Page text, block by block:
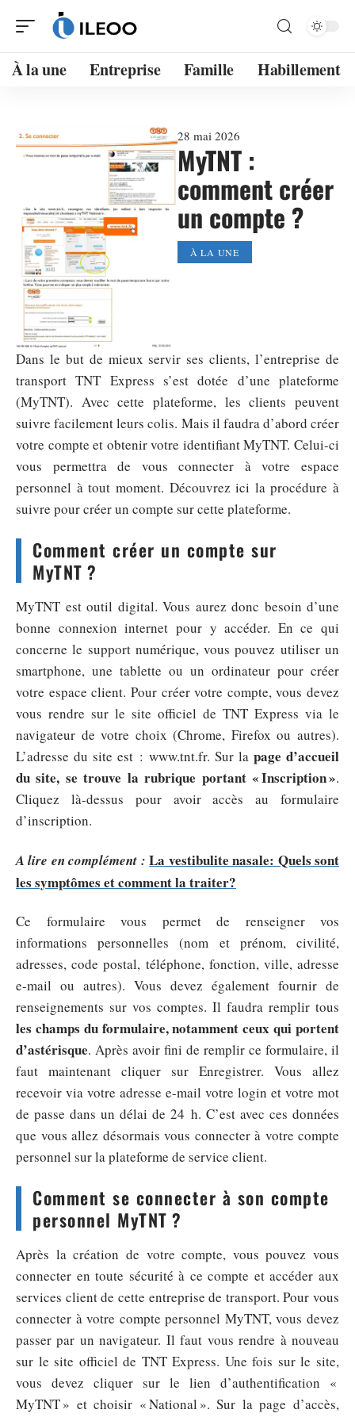
À la une Entreprise Famille Habillement
28 mai 2026
MyTNT :
comment créer
un compte ?
À LA UNE
Dans le but de mieux servir ses clients, l’entreprise de
transport TNT Express s’est dotée d’une plateforme
(MyTNT). Avec cette plateforme, les clients peuvent
suivre facilement leurs colis. Mais il faudra d’abord créer
votre compte et obtenir votre identifiant MyTNT. Celui-ci
vous permettra de vous connecter à votre espace
personnel à tout moment. Découvrez ici la procédure à
suivre pour créer un compte sur cette plateforme.
Comment créer un compte sur
MyTNT ?
MyTNT est outil digital. Vous aurez donc besoin d’une
bonne connexion internet pour y accéder. En ce qui
concerne le support numérique, vous pouvez utiliser un
smartphone, une tablette ou un ordinateur pour créer
votre espace client. Pour créer votre compte, vous devez
vous rendre sur le site officiel de TNT Express via le
navigateur de votre choix (Chrome, Firefox ou autres).
L’adresse du site est : www.tnt.fr. Sur la page d’accueil
du site, se trouve la rubrique portant « Inscription ».
Cliquez là-dessus pour avoir accès au formulaire
d’inscription.
A lire en complément : La vestibulite nasale: Quels sont
les symptômes et comment la traiter?
Ce formulaire vous permet de renseigner vos
informations personnelles (nom et prénom, civilité,
adresses, code postal, téléphone, fonction, ville, adresse
e-mail ou autres). Vous devez également fournir de
renseignements sur vos comptes. Il faudra remplir tous
les champs du formulaire, notamment ceux qui portent
d’astérisque. Après avoir fini de remplir ce formulaire, il
faut maintenant cliquer sur Enregistrer. Vous allez
recevoir via votre adresse e-mail votre login et votre mot
de passe dans un délai de 24 h. C’est avec ces données
que vous allez désormais vous connecter à votre compte
personnel sur la plateforme de service client.
Comment se connecter à son compte
personnel MyTNT ?
Après la création de votre compte, vous pouvez vous
connecter en toute sécurité à ce compte et accéder aux
services client de cette entreprise de transport. Pour vous
connecter à votre compte personnel MyTNT, vous devez
passer par un navigateur. Il faut vous rendre à nouveau
sur le site officiel de TNT Express. Une fois sur le site,
vous devez cliquer sur le lien d’authentification «
MyTNT » et choisir « National ». Sur la page d’accès,